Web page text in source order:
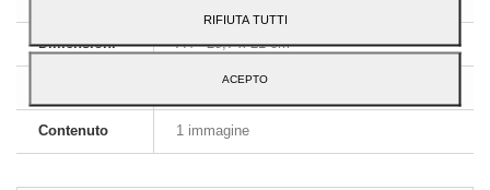
Dimensioni A4 - 29,7 x 21 cm
Inglese e francese
Contenuto 1 immagine
RIFIUTA TUTTI
ACEPTO